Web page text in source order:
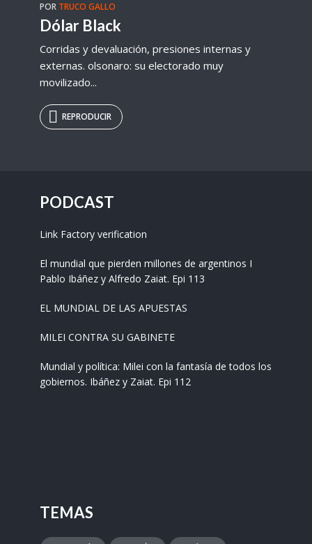
POR TRUCO GALLO
Dólar Black
Corridas y devaluación, presiones internas y
externas. olsonaro: su electorado muy
movilizado...
REPRODUCIR
PODCAST
Link Factory verification
El mundial que pierden millones de argentinos I
Pablo Ibáñez y Alfredo Zaiat. Epi 113
EL MUNDIAL DE LAS APUESTAS
MILEI CONTRA SU GABINETE
Mundial y política: Milei con la fantasía de todos los
gobiernos. Ibáñez y Zaiat. Epi 112
TEMAS